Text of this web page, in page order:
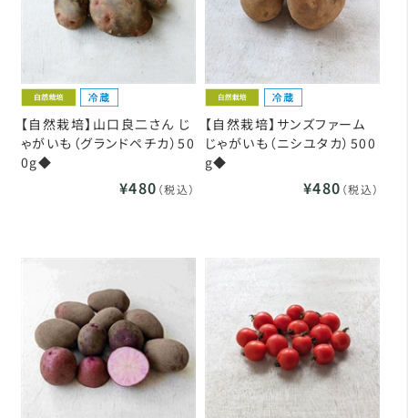
【自然栽培】山口良二さん じ
ゃがいも（グランドペチカ）50
0g◆
¥480 （税込）
【自然栽培】サンズファーム
じゃがいも（ニシユタカ）500
g◆
¥480 （税込）